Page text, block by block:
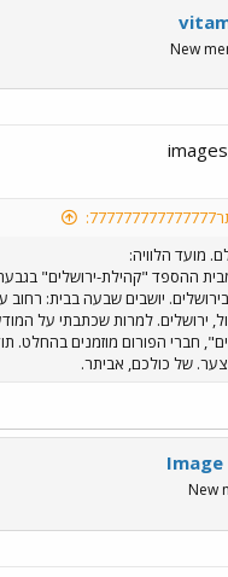
New
מועד הלוויה:
19:00 מבית ההספד "קהילת-ירושלים"
ירושלים. למרות שכתבתי על
חברי הפורום מוזמנים בהחלט.
של כולכם, אביתר.
New